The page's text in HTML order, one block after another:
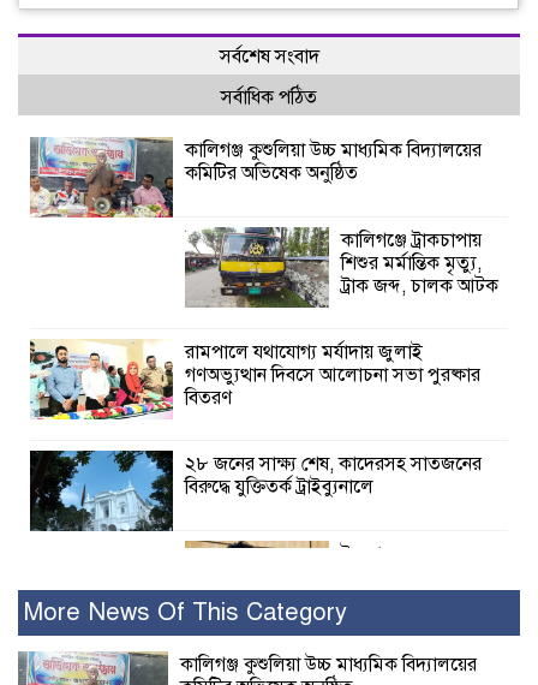
সর্বশেষ সংবাদ
সর্বাধিক পঠিত
কালিগঞ্জ কুশুলিয়া উচ্চ মাধ্যমিক বিদ্যালয়ের
কমিটির অভিষেক অনুষ্ঠিত
কালিগঞ্জে ট্রাকচাপায়
শিশুর মর্মান্তিক মৃত্যু,
ট্রাক জব্দ, চালক আটক
রামপালে যথাযোগ্য মর্যাদায় জুলাই
গণঅভ্যুত্থান দিবসে আলোচনা সভা পুরষ্কার
বিতরণ
২৮ জনের সাক্ষ্য শেষ, কাদেরসহ সাতজনের
বিরুদ্ধে যুক্তিতর্ক ট্রাইব্যুনালে
ইসলামের সবচেয়ে
নুর
More News Of This Category
কালিগঞ্জ কুশুলিয়া উচ্চ মাধ্যমিক বিদ্যালয়ের